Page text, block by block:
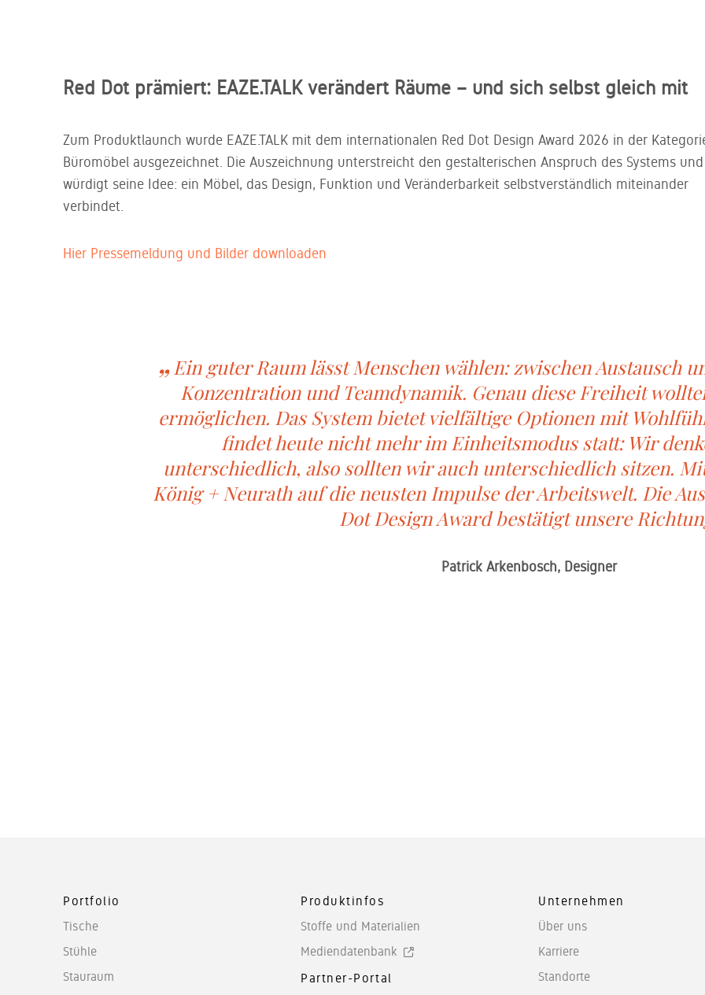
Red Dot prämiert: EAZE.TALK verändert Räume – und sich selbst gleich mit
Zum Produktlaunch wurde EAZE.TALK mit dem internationalen Red Dot Design Award 2026 in der
Büromöbel ausgezeichnet. Die Auszeichnung unterstreicht den gestalterischen Anspruch des Systems und
würdigt seine Idee: ein Möbel, das Design, Funktion und Veränderbarkeit selbstverständlich miteinander
verbindet.
Hier Pressemeldung und Bilder downloaden
Ein guter Raum lässt Menschen wählen: zwischen Austausch
Konzentration und Teamdynamik. Genau diese Freiheit
ermöglichen. Das System bietet vielfältige Optionen mit
findet heute nicht mehr im Einheitsmodus statt: Wir
unterschiedlich, also sollten wir auch unterschiedlich sitzen.
König + Neurath auf die neusten Impulse der Arbeitswelt. Die
Dot Design Award bestätigt unsere
Patrick Arkenbosch, Designer
Portfolio
Tische
Stühle
Stauraum
Produktinfos
Stoffe und Materialien
Mediendatenbank
Partner-Portal
Unternehmen
Über uns
Karriere
Standorte